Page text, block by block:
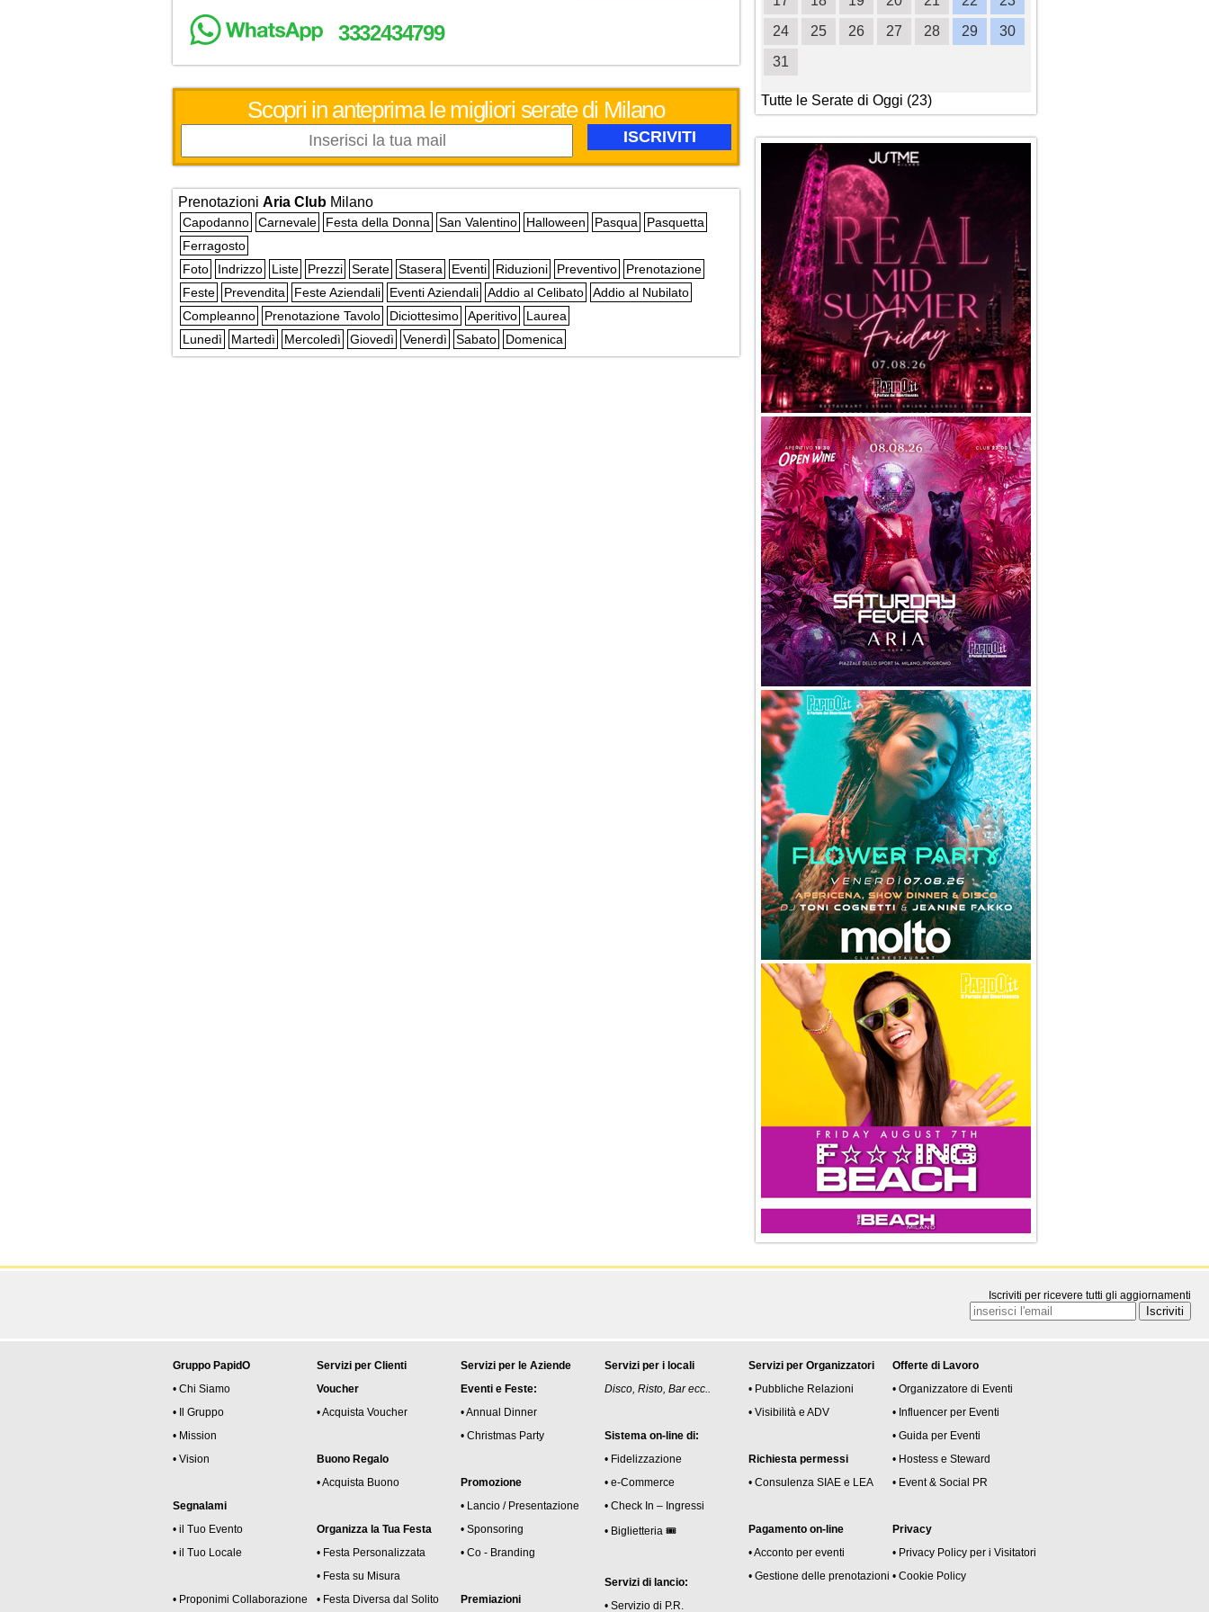
3332434799
Scopri in anteprima le migliori serate di Milano
Prenotazioni Aria Club Milano
Capodanno Carnevale Festa della Donna San Valentino Halloween Pasqua
Pasquetta
Ferragosto
Foto
Indrizzo Liste Prezzi Serate Stasera Eventi Riduzioni Preventivo
Prenotazione
Feste
Prevendita Feste Aziendali Eventi Aziendali Addio al Celibato
Addio al Nubilato
Compleanno
Prenotazione Tavolo Diciottesimo Aperitivo
Laurea
Lunedì
Martedì Mercoledì Giovedì Venerdì Sabato Domenica
24
25 26 27 28 29
30
31
Tutte le Serate di Oggi (23)
Iscriviti per ricevere tutti gli aggiornamenti
Gruppo PapidO
• Chi Siamo
• Il Gruppo
• Mission
• Vision
Segnalami
• il Tuo Evento
• il Tuo Locale
• Proponimi Collaborazione
Servizi per Clienti
Voucher
• Acquista Voucher
Buono Regalo
• Acquista Buono
Organizza la Tua Festa
• Festa Personalizzata
• Festa su Misura
• Festa Diversa dal Solito
Servizi per le Aziende
Eventi e Feste:
• Annual Dinner
• Christmas Party
Promozione
• Lancio / Presentazione
• Sponsoring
• Co - Branding
Premiazioni
Servizi per i locali
Disco, Risto, Bar ecc..
Sistema on-line di:
• Fidelizzazione
• e-Commerce
• Check In – Ingressi
• Biglietteria 🎟
Servizi di lancio:
• Servizio di P.R.
Servizi per Organizzatori
• Pubbliche Relazioni
• Visibilità e ADV
Richiesta permessi
• Consulenza SIAE e LEA
Pagamento on-line
• Acconto per eventi
• Gestione delle prenotazioni
Offerte di Lavoro
• Organizzatore di Eventi
• Influencer per Eventi
• Guida per Eventi
• Hostess e Steward
• Event & Social PR
Privacy
• Privacy Policy per i Visitatori
• Cookie Policy